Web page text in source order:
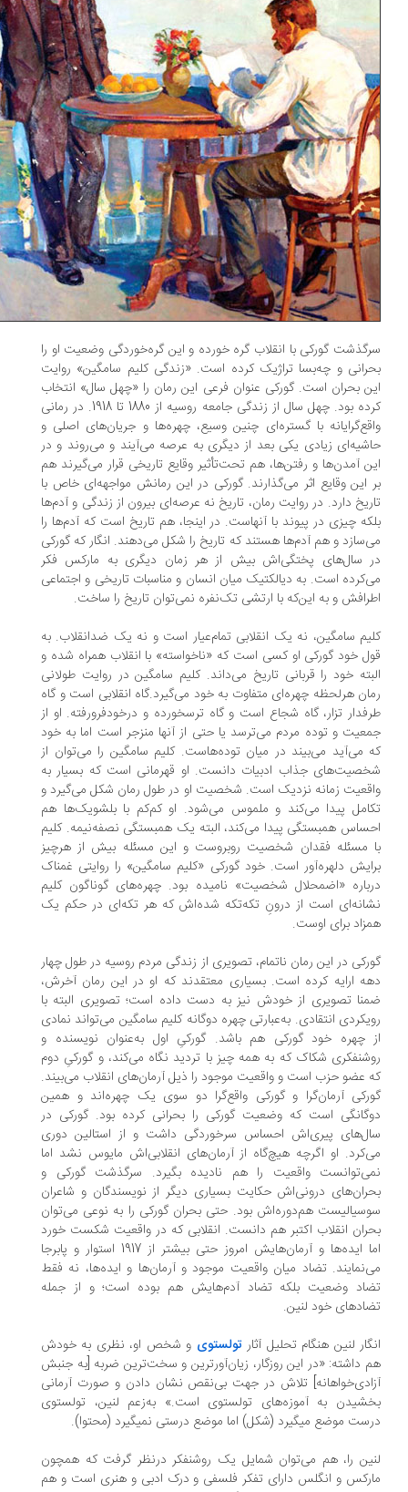
گورکی با انقلاب گره خورده و این گره‌خوردگی وضعیت او را
و چه‌بسا تراژیک کرده است. «زندگی کلیم سامگین» روایت
بحران است. گورکی عنوان فرعی این رمان را «چهل سال» انتخاب
کرده بود. چهل سال از زندگی جامعه روسیه از 1880 تا 1918. در رمانی
با گستره‌ای چنین وسیع، چهره‌ها و جریان‌های اصلی و
زیادی یکی بعد از دیگری به عرصه می‌آیند و می‌روند و در
آمدن‌ها و رفتن‌ها، هم تحت‌تأثیر وقایع تاریخی قرار می‌‏گیرند هم
این وقایع اثر می‌گذارند. گورکی در این رمانش مواجهه‌ای خاص با
دارد. در روایت رمان، تاریخ نه عرصه‌ای بیرون از زندگی و آدم‌ها
چیزی در پیوند با آنهاست. در اینجا، هم تاریخ است که آدم‌ها را
و هم آدم‌ها هستند که تاریخ را شکل می‌دهند. انگار که گورکی
سال‌های پختگی‌اش بیش از هر زمان دیگری به مارکس فکر
است. به دیالکتیک میان انسان و مناسبات تاریخی و اجتماعی
و به این‌که با ارتشی تک‌نفره نمی‌توان تاریخ را ساخت.
سامگین، نه یک انقلابی تمام‌عیار است و نه یک ضدانقلاب. به
خود گورکی او کسی است که «ناخواسته» با انقلاب همراه شده و
خود را قربانی تاریخ می‌داند. کلیم سامگین در روایت طولانی
هرلحظه چهره‌ای متفاوت به خود می‌گیرد.گاه انقلابی است و گاه
تزار، گاه شجاع است و گاه ترس‏خورده و درخودفرورفته. او از
و توده مردم می‌ترسد یا حتی از آنها منزجر است اما به خود
می‌آید می‌بیند در میان توده‌هاست. کلیم سامگین را می‌توان از
جذاب ادبیات دانست. او قهرمانی است که بسیار به
زمانه نزدیک است. شخصیت او در طول رمان شکل می‌گیرد و
پیدا می‌کند و ملموس می‌شود. او کم‌کم با بلشویک‌ها هم
همبستگی پیدا می‌کند، البته یک همبستگی نصفه‌نیمه. کلیم
مسئله فقدان شخصیت روبروست و این مسئله بیش از هرچیز
دلهره‌آور است. خود گورکی «کلیم سامگین» را روایتی غمناک
«اضمحلال شخصیت» نامیده بود. چهره‌های گوناگون کلیم
است از درونِ تکه‌تکه‌ شده‌اش که هر تکه‌ای در حکم یک
برای اوست.
در این رمان ناتمام، تصویری از زندگی مردم روسیه در طول چهار
ارایه کرده است. بسیاری معتقدند که او در این رمان آخرش،
تصویری از خودش نیز به دست داده است؛ تصویری البته با
انتقادی. به‌عبارتی چهره دوگانه کلیم سامگین می‌تواند نمادی
چهره خود گورکی هم باشد. گورکیِ اول به‌عنوان نویسنده‌ و
شکاک که به همه چیز با تردید نگاه می‌کند، و گورکیِ دوم
عضو حزب است و واقعیت موجود را ذیل آرمان‌های انقلاب می‌بیند.
آرمان‌گرا و گورکی واقع‌گرا دو سوی یک چهره‌اند و همین
است که وضعیت گورکی را بحرانی کرده بود. گورکی در
پیری‌اش احساس سرخوردگی داشت و از استالین دوری
او اگرچه هیچ‌گاه از آرمان‌های انقلابی‌اش مایوس نشد اما
واقعیت را هم نادیده بگیرد. سرگذشت گورکی و
درونی‌اش حکایت بسیاری دیگر از نویسندگان و شاعران
هم‌دوره‌اش بود. حتی بحران گورکی را به نوعی می‌توان
انقلاب اکتبر هم دانست. انقلابی که در واقعیت شکست خورد
اما ایده‌ها و آرمان‌هایش امروز حتی بیشتر از 1917 استوار و پابرجا
تضاد میان واقعیت موجود و آرمان‌ها و ایده‌ها، نه فقط
وضعیت بلکه تضاد آدم‌هایش هم بوده است؛ و از جمله
خود لنین.
لنین هنگام تحلیل آثارتولستویو شخص او، نظری به خودش
داشته: «در این روزگار، زیان‌آورترین و سخت‌ترین ضربه [به جنبش
تلاش در جهت بی‌نقص نشان دادن و صورت آرمانی
به آموزه‌های تولستوی است.» به‌زعم لنین، تولستوی
موضع می‏گیرد (شکل) اما موضع درستی نمی‏گیرد (محتوا).
را، هم می‌توان شمایل یک روشنفکر درنظر گرفت که همچون
و انگلس دارای تفکر فلسفی و درک ادبی و هنری است و هم